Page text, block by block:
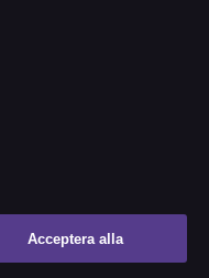
Acceptera alla